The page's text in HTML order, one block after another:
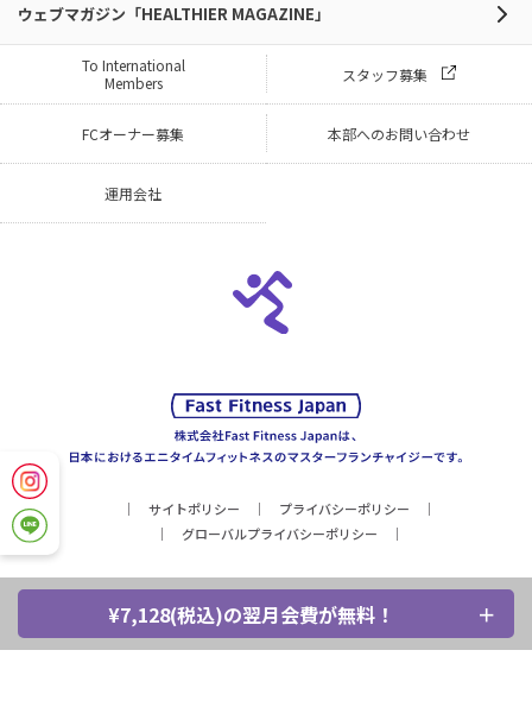
¥7,128(税込)の翌月会費が無料！
ウェブマガジン「HEALTHIER MAGAZINE」
To International
Members
スタッフ募集
FCオーナー募集 本部へのお問い合わせ
運用会社
サイトポリシー
プライバシーポリシー
グローバルプライバシーポリシー
Copyright © Fast Fitness Japan, Inc. All Rights Reserved.